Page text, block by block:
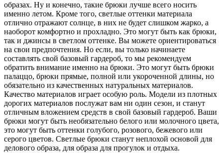
образах. Ну и конечно, такие брюки лучше всего носить
именно летом. Кроме того, светлые оттенки материала
отлично отражают солнце, в них не будет слишком жарко, а
наоборот комфортно и прохладно. Это могут быть как брюки,
так и джинсы в светлом оттенке. Вы можете ориентироваться
на свои предпочтения. Но если, вы только начинаете
составлять свой базовый гардероб, то мы рекомендуем
обратить внимание именно на брюки. Это могут быть брюки
палаццо, брюки прямые, полной или укороченной длины, но
обязательно из качественных натуральных материалов.
Качество материалов играет особую роль. Модели из плотных
дорогих материалов послужат вам ни один сезон, и станут
отличным вложением средств в свой базовый гардероб. Ваши
брюки могут быть необязательно белого или молочного цвета,
это могут быть оттенки голубого, розового, бежевого или
серого цветов. Светлые брюки станут неплохой основой для
делового образа, для образа для прогулок и отдыха.